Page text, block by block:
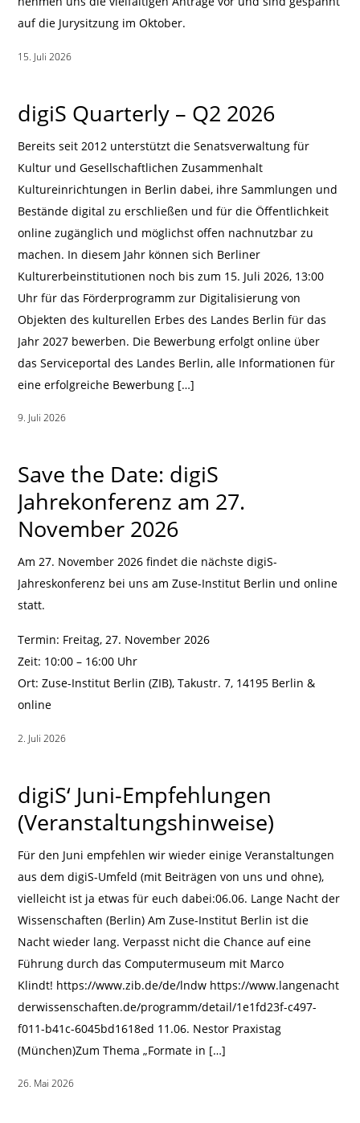
auf die Jurysitzung im Oktober.
15. Juli 2026
digiS Quarterly – Q2 2026
Bereits seit 2012 unterstützt die Senatsverwaltung für
Kultur und Gesellschaftlichen Zusammenhalt
Kultureinrichtungen in Berlin dabei, ihre Sammlungen und
Bestände digital zu erschließen und für die Öffentlichkeit
online zugänglich und möglichst offen nachnutzbar zu
machen. In diesem Jahr können sich Berliner
Kulturerbeinstitutionen noch bis zum 15. Juli 2026, 13:00
Uhr für das Förderprogramm zur Digitalisierung von
Objekten des kulturellen Erbes des Landes Berlin für das
Jahr 2027 bewerben. Die Bewerbung erfolgt online über
das Serviceportal des Landes Berlin, alle Informationen für
eine erfolgreiche Bewerbung […]
9. Juli 2026
Save the Date: digiS
Jahrekonferenz am 27.
November 2026
Am 27. November 2026 findet die nächste digiS-
Jahreskonferenz bei uns am Zuse-Institut Berlin und online
statt.
Termin: Freitag, 27. November 2026
Zeit: 10:00 – 16:00 Uhr
Ort: Zuse-Institut Berlin (ZIB), Takustr. 7, 14195 Berlin &
online
2. Juli 2026
digiS‘ Juni-Empfehlungen
(Veranstaltungshinweise)
Für den Juni empfehlen wir wieder einige Veranstaltungen
aus dem digiS-Umfeld (mit Beiträgen von uns und ohne),
vielleicht ist ja etwas für euch dabei:06.06. Lange Nacht der
Wissenschaften (Berlin) Am Zuse-Institut Berlin ist die
Nacht wieder lang. Verpasst nicht die Chance auf eine
Führung durch das Computermuseum mit Marco
Klindt! https://www.zib.de/de/lndw https://www.langenacht
derwissenschaften.de/programm/detail/1e1fd23f-c497-
f011-b41c-6045bd1618ed 11.06. Nestor Praxistag
(München)Zum Thema „Formate in […]
26. Mai 2026